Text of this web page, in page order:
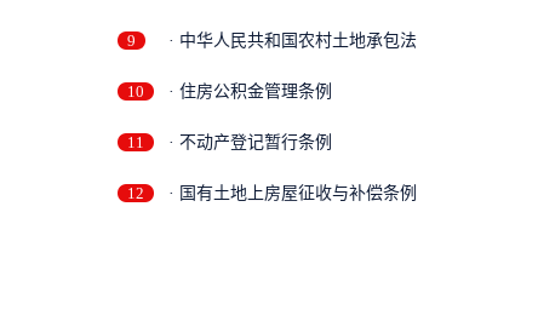
9 · 中华人民共和国农村土地承包法
10 · 住房公积金管理条例
11 · 不动产登记暂行条例
12 · 国有土地上房屋征收与补偿条例